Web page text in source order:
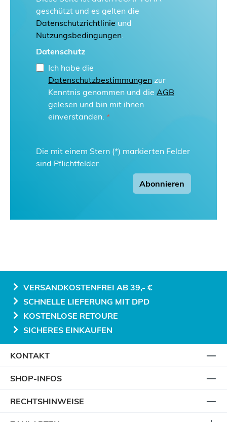
geschützt und es gelten die
Datenschutzrichtlinie und
Nutzungsbedingungen.
Datenschutz
Ich habe die
Datenschutzbestimmungen zur
Kenntnis genommen und die AGB
gelesen und bin mit ihnen
einverstanden. *
Die mit einem Stern (*) markierten Felder
sind Pflichtfelder.
Abonnieren
VERSANDKOSTENFREI AB 39,- €
SCHNELLE LIEFERUNG MIT DPD
KOSTENLOSE RETOURE
SICHERES EINKAUFEN
KONTAKT
SHOP-INFOS
RECHTSHINWEISE